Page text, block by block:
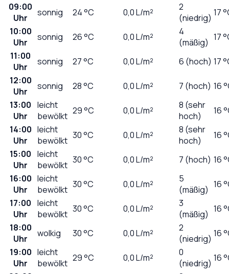
09:00
Uhr
sonnig 24°C 0,0L/m²
2
(niedrig) 17
10:00
Uhr
sonnig 26°C 0,0L/m²
4
(mäßig) 17
11:00
Uhr
sonnig 27°C 0,0L/m² 6 (hoch) 17
12:00
Uhr
sonnig 28°C 0,0L/m² 7 (hoch) 16
13:00
Uhr
leicht
bewölkt 29°C 0,0L/m²
8 (sehr
hoch)
16
14:00
Uhr
leicht
bewölkt 30°C 0,0L/m²
8 (sehr
hoch)
16
15:00
Uhr
leicht
bewölkt 30°C 0,0L/m² 7 (hoch) 16
16:00
Uhr
leicht
bewölkt 30°C 0,0L/m²
5
(mäßig) 16
17:00
Uhr
leicht
bewölkt 30°C 0,0L/m²
3
(mäßig) 16
18:00
Uhr
wolkig 30°C 0,0L/m²
2
(niedrig) 16
19:00
Uhr
leicht
bewölkt 29°C 0,0L/m²
0
(niedrig) 16